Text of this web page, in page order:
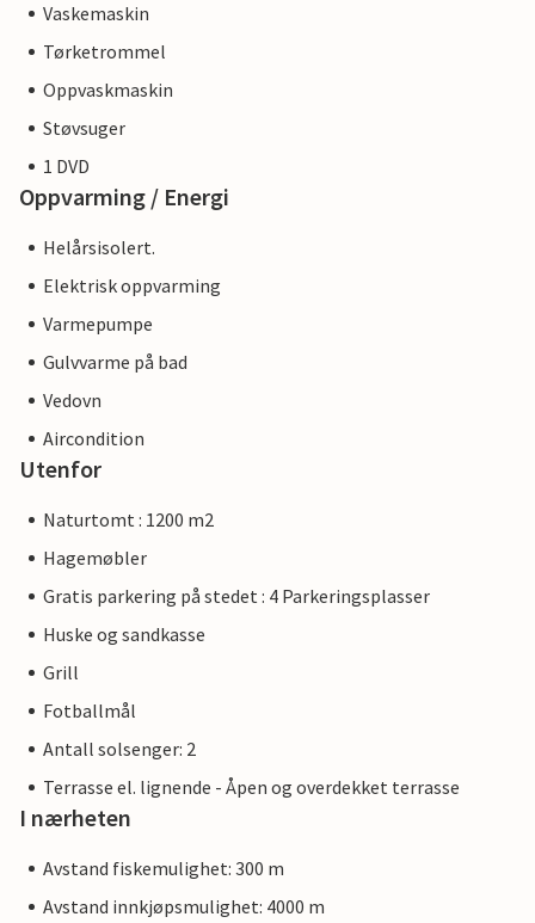
Vaskemaskin
Tørketrommel
Oppvaskmaskin
Støvsuger
1 DVD
Oppvarming / Energi
Helårsisolert.
Elektrisk oppvarming
Varmepumpe
Gulvvarme på bad
Vedovn
Aircondition
Utenfor
Naturtomt : 1200 m2
Hagemøbler
Gratis parkering på stedet : 4 Parkeringsplasser
Huske og sandkasse
Grill
Fotballmål
Antall solsenger: 2
Terrasse el. lignende - Åpen og overdekket terrasse
I nærheten
Avstand fiskemulighet: 300 m
Avstand innkjøpsmulighet: 4000 m